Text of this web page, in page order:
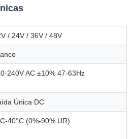
/ 24V / 36V / 48V
240V AC ±10% 47-63Hz
Única DC
40°C (0%-90% UR)